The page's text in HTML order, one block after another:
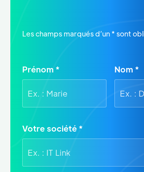
Les champs marqués d’un * sont
Prénom * Nom *
Votre société *